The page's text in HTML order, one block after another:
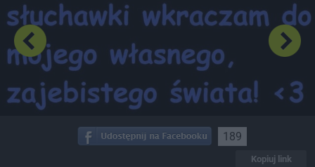
189
Kopiuj link